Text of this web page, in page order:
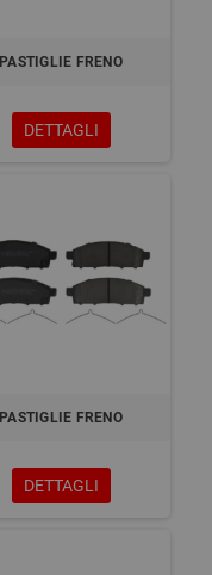
PASTIGLIE FRENO
DETTAGLI
PASTIGLIE FRENO
DETTAGLI